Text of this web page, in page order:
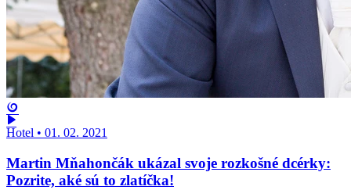
Hotel • 01. 02. 2021
Martin Mňahončák ukázal svoje rozkošné dcérky:
Pozrite, aké sú to zlatíčka!